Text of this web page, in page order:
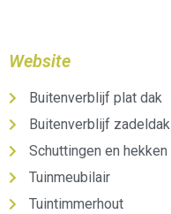
Website
Buitenverblijf plat dak
Buitenverblijf zadeldak
Schuttingen en hekken
Tuinmeubilair
Tuintimmerhout